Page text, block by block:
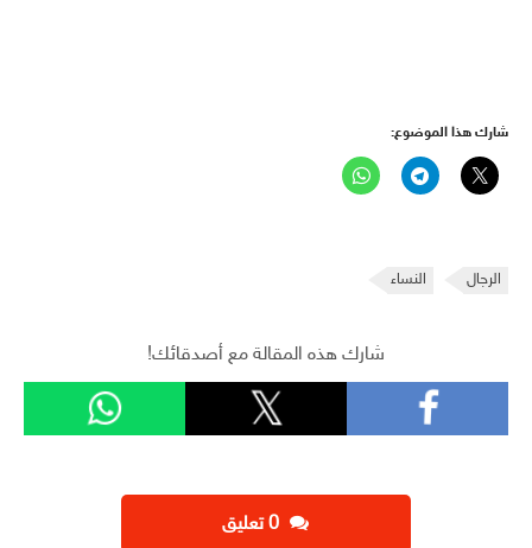
شارك هذا الموضوع:
الرجال النساء
شارك هذه المقالة مع أصدقائك!